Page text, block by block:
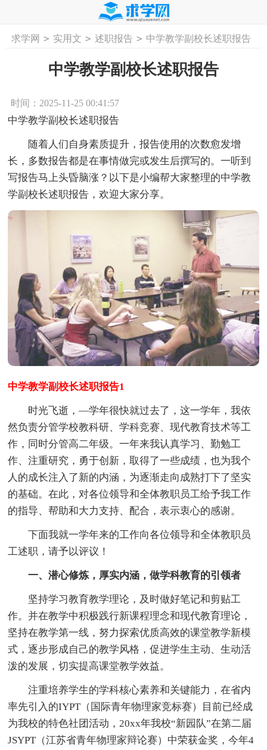
首页 工作计划 活动计划 学习计划
求学网 > 实用文 > 述职报告 > 中学教学副校长述职报告
中学教学副校长述职报告
时间：2025-11-25 00:41:57
中学教学副校长述职报告
随着人们自身素质提升，报告使用的次数愈发增
长，多数报告都是在事情做完或发生后撰写的。一听到
写报告马上头昏脑涨？以下是小编帮大家整理的中学教
学副校长述职报告，欢迎大家分享。
中学教学副校长述职报告1
时光飞逝，—学年很快就过去了，这一学年，我依
然负责分管学校教科研、学科竞赛、现代教育技术等工
作，同时分管高二年级。一年来我认真学习、勤勉工
作、注重研究，勇于创新，取得了一些成绩，也为我个
人的成长注入了新的内涵，为逐渐走向成熟打下了坚实
的基础。在此，对各位领导和全体教职员工给予我工作
的指导、帮助和大力支持、配合，表示衷心的感谢。
下面我就一学年来的工作向各位领导和全体教职员
工述职，请予以评议！
一、潜心修炼，厚实内涵，做学科教育的引领者
坚持学习教育教学理论，及时做好笔记和剪贴工
作。并在教学中积极践行新课程理念和现代教育理论，
坚持在教学第一线，努力探索优质高效的课堂教学新模
式，逐步形成自己的教学风格，促进学生主动、生动活
泼的发展，切实提高课堂教学效益。
注重培养学生的学科核心素养和关键能力，在省内
率先引入的IYPT（国际青年物理家竞标赛）目前已经成
为我校的特色社团活动，20xx年我校“新园队”在第二届
JSYPT（江苏省青年物理家辩论赛）中荣获金奖，今年4